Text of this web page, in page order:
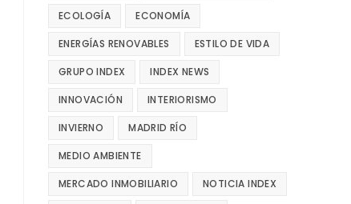
ECOLOGÍA ECONOMÍA
ENERGÍAS RENOVABLES ESTILO DE VIDA
GRUPO INDEX INDEX NEWS
INNOVACIÓN INTERIORISMO
INVIERNO MADRID RÍO
MEDIO AMBIENTE
MERCADO INMOBILIARIO NOTICIA INDEX